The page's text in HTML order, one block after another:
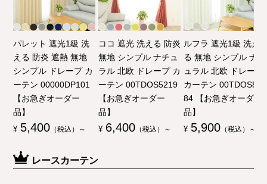
パレット 遮光1級 洗
える 防炎 遮熱 無地
シンプル ドレープ カ
ーテン 00000DP101
【お急ぎオーダー
品】
¥ 5,400 （税込）～
ココ 遮光 洗える 防炎
無地 シンプル ナチュ
ラル 北欧 ドレープ カ
ーテン 00TDOS5219
【お急ぎオーダー
品】
¥ 6,400 （税込）～
ルフラ 遮光1級 洗え
る 無地 シンプル ナチ
ュラル 北欧 ドレープ
カーテン 00TDOS80
84 【お急ぎオーダー
品】
¥ 5,900 （税込）～
レースカーテン